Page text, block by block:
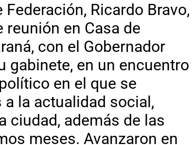
Ricardo Bravo,
en Casa de
con el Gobernador
gabinete, en un encuentro
en el que se
la actualidad social,
ciudad, además de las
meses. Avanzaron en